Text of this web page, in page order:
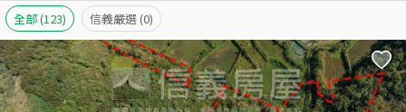
全部(123) 信義嚴選 (0)